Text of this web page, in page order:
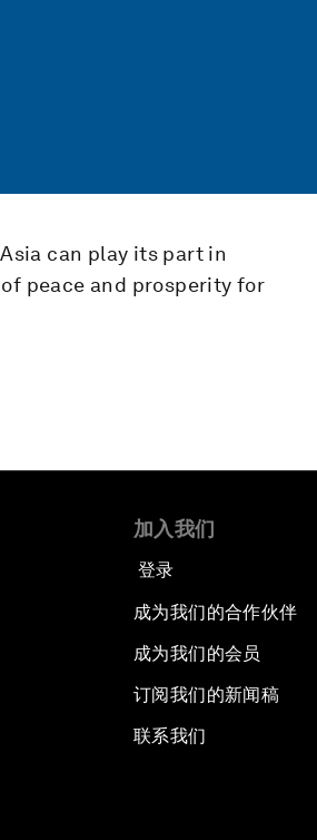
can play its part in
peace and prosperity for
加入我们
登录
成为我们的合作伙伴
成为我们的会员
订阅我们的新闻稿
联系我们